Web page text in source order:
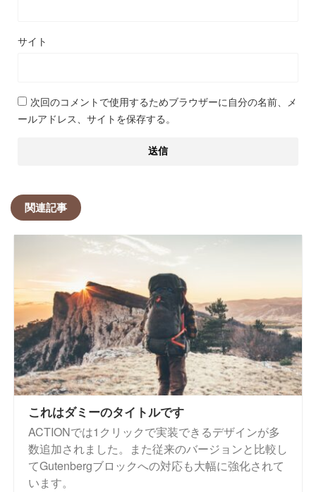
サイト
次回のコメントで使用するためブラウザーに自分の名前、メ
ールアドレス、サイトを保存する。
関連記事
これはダミーのタイトルです
ACTIONでは1クリックで実装できるデザインが多
数追加されました。また従来のバージョンと比較し
てGutenbergブロックへの対応も大幅に強化されて
います。